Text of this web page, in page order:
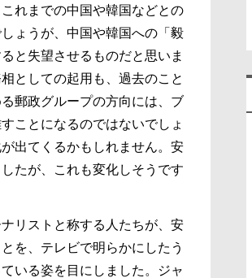
れまでの中国や韓国などとの
ょうが、中国や韓国への「毅
と失望させるものだと思いま
としての起用も、過去のこと
郵政グループの方向には、ブ
ことになるのではないでしょ
出てくるかもしれません。安
たが、これも変化しそうです
リストと称する人たちが、安
を、テレビで明らかにしたう
いる姿を目にしました。ジャ